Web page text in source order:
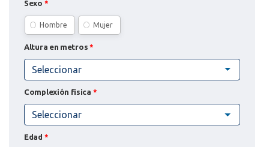
Sexo *
Hombre Mujer
Altura en metros *
Seleccionar
Complexión fisica *
Seleccionar
Edad *